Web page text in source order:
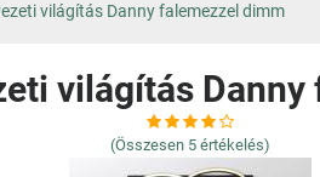
világítás Danny falemezzel dimm
világítás
(Összesen 5 értékelés)